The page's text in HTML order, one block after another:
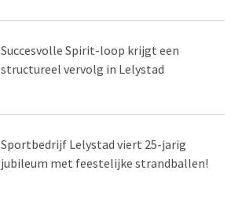
Succesvolle Spirit-loop krijgt een
structureel vervolg in Lelystad
Sportbedrijf Lelystad viert 25-jarig
jubileum met feestelijke strandballen!